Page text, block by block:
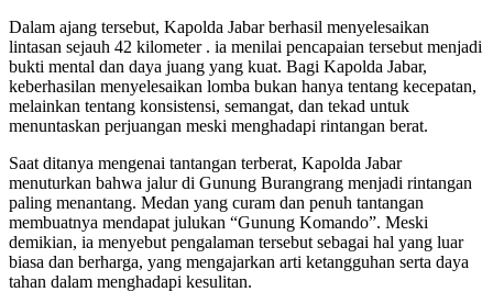
Dalam ajang tersebut, Kapolda Jabar berhasil menyelesaikan
lintasan sejauh 42 kilometer . ia menilai pencapaian tersebut menjadi
bukti mental dan daya juang yang kuat. Bagi Kapolda Jabar,
keberhasilan menyelesaikan lomba bukan hanya tentang kecepatan,
melainkan tentang konsistensi, semangat, dan tekad untuk
menuntaskan perjuangan meski menghadapi rintangan berat.
Saat ditanya mengenai tantangan terberat, Kapolda Jabar
menuturkan bahwa jalur di Gunung Burangrang menjadi rintangan
paling menantang. Medan yang curam dan penuh tantangan
membuatnya mendapat julukan “Gunung Komando”. Meski
demikian, ia menyebut pengalaman tersebut sebagai hal yang luar
biasa dan berharga, yang mengajarkan arti ketangguhan serta daya
tahan dalam menghadapi kesulitan.